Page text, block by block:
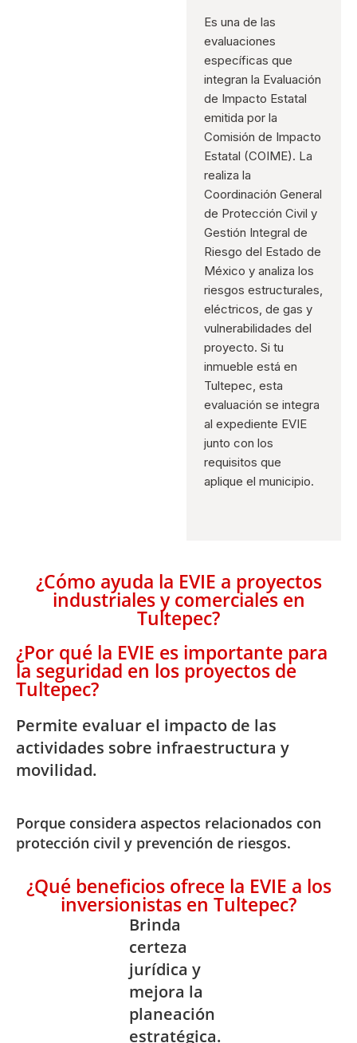
Es una de las
evaluaciones
específicas que
integran la Evaluación
de Impacto Estatal
emitida por la
Comisión de Impacto
Estatal (COIME). La
realiza la
Coordinación General
de Protección Civil y
Gestión Integral de
Riesgo del Estado de
México y analiza los
riesgos estructurales,
eléctricos, de gas y
vulnerabilidades del
proyecto. Si tu
inmueble está en
Tultepec, esta
evaluación se integra
al expediente EVIE
junto con los
requisitos que
aplique el municipio.
¿Cómo ayuda la EVIE a proyectos
industriales y comerciales en
Tultepec?
¿Por qué la EVIE es importante para
la seguridad en los proyectos de
Tultepec?
Permite evaluar el impacto de las
actividades sobre infraestructura y
movilidad.
Porque considera aspectos relacionados con
protección civil y prevención de riesgos.
¿Qué beneficios ofrece la EVIE a los
inversionistas en Tultepec?
Brinda
certeza
jurídica y
mejora la
planeación
estratégica.